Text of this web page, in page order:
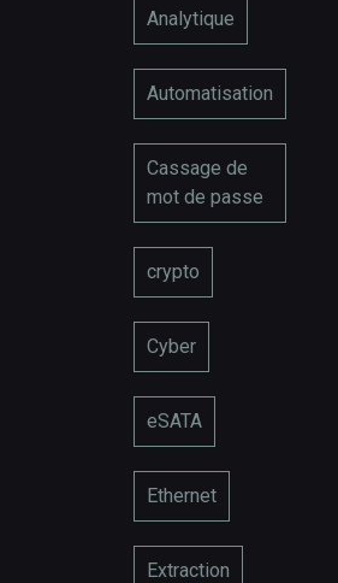
Analytique
Automatisation
Cassage de
mot de passe
crypto
Cyber
eSATA
Ethernet
Extraction